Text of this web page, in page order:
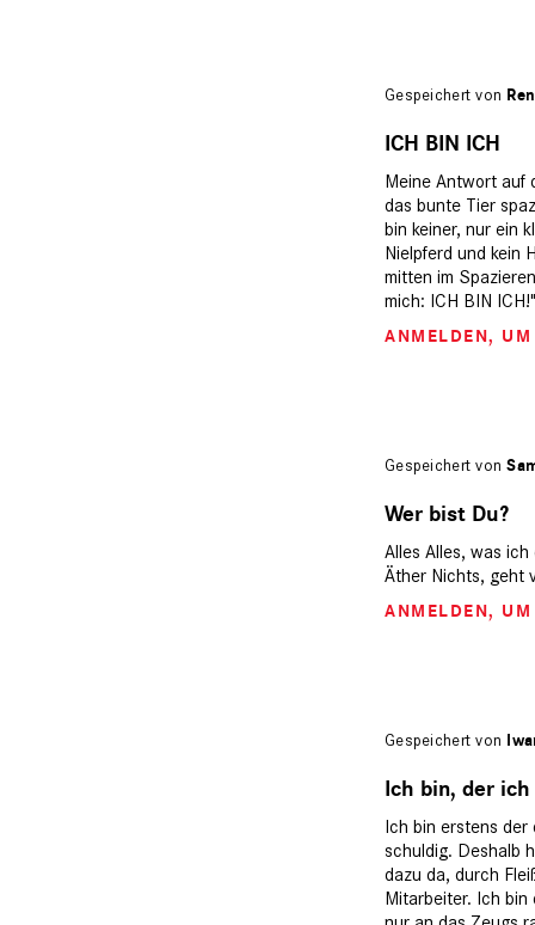
Gespeichert von
ICH BIN ICH
Meine Antwort auf
das bunte Tier
bin keiner, nur ein
Nielpferd und kein
mitten im
mich: ICH BIN
ANMELDEN, UM
Gespeichert von
Wer bist Du?
Alles Alles, was
Äther Nichts, geht
ANMELDEN, UM
Gespeichert von
Ich bin, der
Ich bin erstens der
schuldig. Deshalb
dazu da, durch
Mitarbeiter. Ich bin